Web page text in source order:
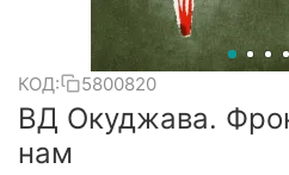
КОД: 5800820
ВД Окуджава.
нам